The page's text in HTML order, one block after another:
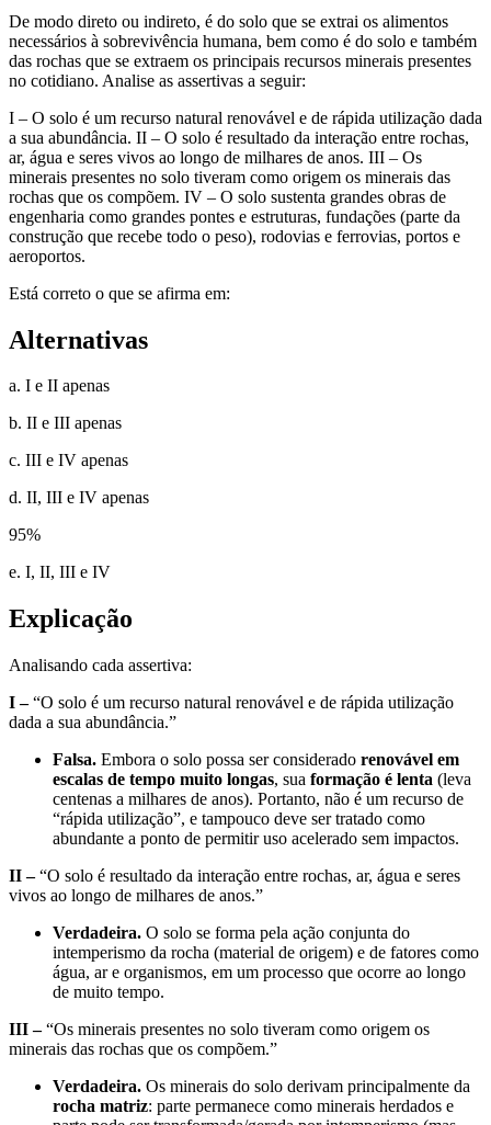
De modo direto ou indireto, é do solo que se extrai os alimentos
necessários à sobrevivência humana, bem como é do solo e também
das rochas que se extraem os principais recursos minerais presentes
no cotidiano. Analise as assertivas a seguir:
I – O solo é um recurso natural renovável e de rápida utilização dada
a sua abundância. II – O solo é resultado da interação entre rochas,
ar, água e seres vivos ao longo de milhares de anos. III – Os
minerais presentes no solo tiveram como origem os minerais das
rochas que os compõem. IV – O solo sustenta grandes obras de
engenharia como grandes pontes e estruturas, fundações (parte da
construção que recebe todo o peso), rodovias e ferrovias, portos e
aeroportos.
Está correto o que se afirma em:
Alternativas
a. I e II apenas
b. II e III apenas
c. III e IV apenas
d. II, III e IV apenas
95%
e. I, II, III e IV
Explicação
Analisando cada assertiva:
I –“O solo é um recurso natural renovável e de rápida utilização
dada a sua abundância.”
Falsa. Embora o solo possa ser considerado renovável em
escalas de tempo muito longas, sua formação é lenta (leva
centenas a milhares de anos). Portanto, não é um recurso de
“rápida utilização”, e tampouco deve ser tratado como
abundante a ponto de permitir uso acelerado sem impactos.
II –“O solo é resultado da interação entre rochas, ar, água e seres
vivos ao longo de milhares de anos.”
Verdadeira. O solo se forma pela ação conjunta do
intemperismo da rocha (material de origem) e de fatores como
água, ar e organismos, em um processo que ocorre ao longo
de muito tempo.
III –“Os minerais presentes no solo tiveram como origem os
minerais das rochas que os compõem.”
Verdadeira. Os minerais do solo derivam principalmente da
rocha matriz: parte permanece como minerais herdados e